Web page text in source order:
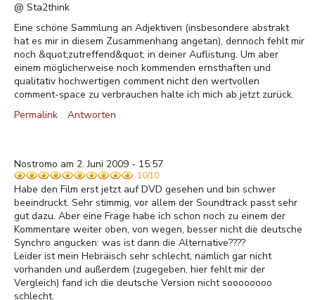
@ Sta2think
Eine schöne Sammlung an Adjektiven (insbesondere abstrakt
hat es mir in diesem Zusammenhang angetan), dennoch fehlt mir
noch &quot;zutreffend&quot; in deiner Auflistung. Um aber
einem möglicherweise noch kommenden ernsthaften und
qualitativ hochwertigen comment nicht den wertvollen
comment-space zu verbrauchen halte ich mich ab jetzt zurück.
Permalink
Antworten
Nostromo am 2. Juni 2009 - 15:57
10/10
Habe den Film erst jetzt auf DVD gesehen und bin schwer
beeindruckt. Sehr stimmig, vor allem der Soundtrack passt sehr
gut dazu. Aber eine Frage habe ich schon noch zu einem der
Kommentare weiter oben, von wegen, besser nicht die deutsche
Synchro angucken: was ist dann die Alternative????
Leider ist mein Hebräisch sehr schlecht, nämlich gar nicht
vorhanden und außerdem (zugegeben, hier fehlt mir der
Vergleich) fand ich die deutsche Version nicht soooooooo
schlecht.